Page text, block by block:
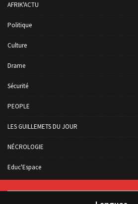
AFRIK'ACTU
Politique
Culture
Drame
Sécurité
PEOPLE
LES GUILLEMETS DU JOUR
NÉCROLOGIE
Educ'Espace